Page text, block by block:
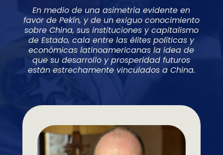
En medio de una asimetría evidente en
favor de Pekín, y de un exiguo conocimiento
sobre China, sus instituciones y capitalismo
de Estado, cala entre las élites políticas y
económicas latinoamericanas la idea de
que su desarrollo y prosperidad futuros
están estrechamente vinculados a China.